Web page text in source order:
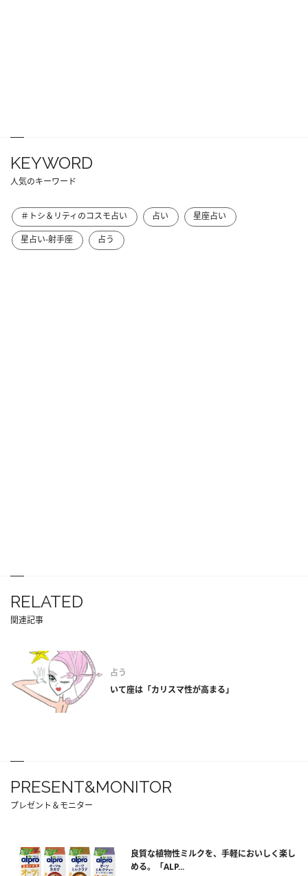
KEYWORD
人気のキーワード
＃トシ＆リティのコスモ占い 占い
星座占い
星占い-射手座
占う
RELATED
関連記事
占う
いて座は「カリスマ性が高まる」
PRESENT&MONITOR
プレゼント＆モニター
良質な植物性ミルクを、手軽においしく楽し
める。「ALP...